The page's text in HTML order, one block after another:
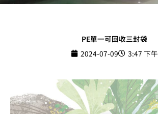
PE單一可回收三封袋
2024-07-09
3:47 下午